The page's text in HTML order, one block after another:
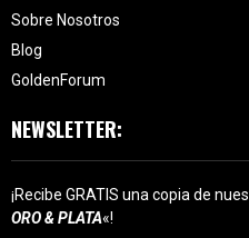
Sobre Nosotros
Blog
GoldenForum
NEWSLETTER:
¡Recibe GRATIS una copia de
ORO & PLATA«!